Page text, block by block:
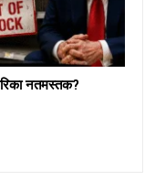
नतमस्तक?